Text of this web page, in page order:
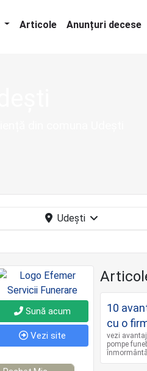
Articole Anunțuri decese
Sună acum
Vezi site
10
cu o
vezi
pompe